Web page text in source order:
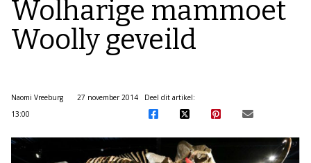
Wolharige mammoet
Woolly geveild
Naomi Vreeburg
27 november 2014
13:00
Deel dit artikel: